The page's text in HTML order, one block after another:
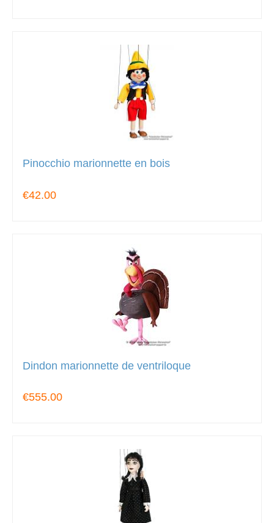
Pinocchio marionnette en bois
€42.00
Dindon marionnette de ventriloque
€555.00